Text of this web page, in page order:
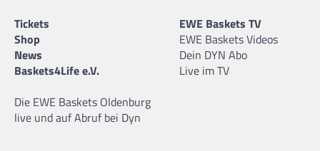
Tickets
Shop
News
Baskets4Life e.V.
Die EWE Baskets Oldenburg
live und auf Abruf bei Dyn
EWE Baskets TV
EWE Baskets Videos
Dein DYN Abo
Live im TV